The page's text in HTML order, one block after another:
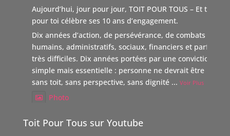
Aujourd’hui, jour pour jour, TOIT POUR TOUS – Et tous
pour toi célèbre ses 10 ans d’engagement.
Dix années d’action, de persévérance, de combats
humains, administratifs, sociaux, financiers et parfois
très difficiles. Dix années portées par une conviction
simple mais essentielle : personne ne devrait être laissé
sans toit, sans perspective, sans dignité ... Voir Plus
Photo
Toit Pour Tous sur Youtube